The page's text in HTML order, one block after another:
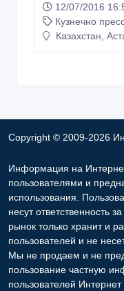
12/07/2016
Кузнечно
Казахстан,
Copyright © 2009-2026
Информация на
пользователями и
использования.
несут ответственность
рынок только хранит и
пользователей и не
Мы не продаем и не
пользование частную
пользователей